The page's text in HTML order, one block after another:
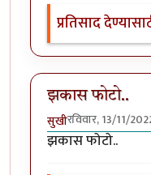
प्रतिसाद
झकास फोटो..
सुखीरविवार, 13/11/
झकास फोटो..